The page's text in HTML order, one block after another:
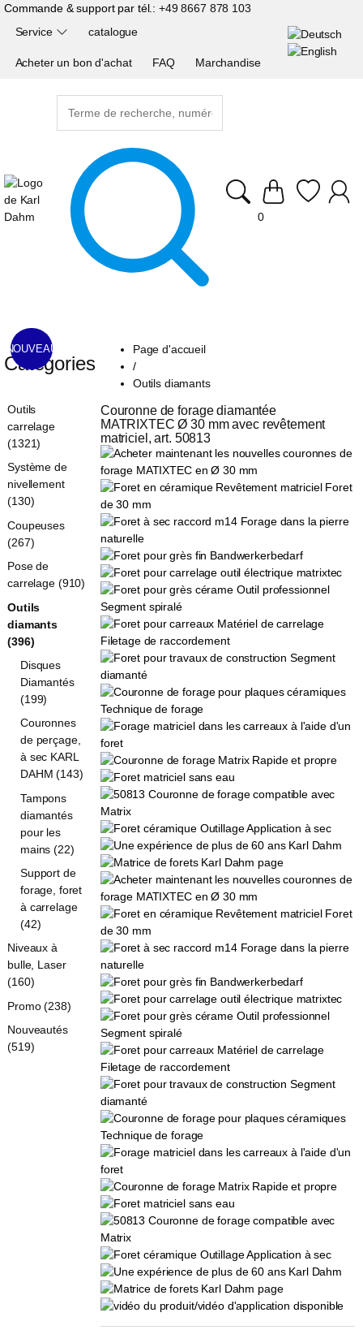
Commande & support par tél.: +49 8667 878 103
Service catalogue
Acheter un bon d'achat FAQ Marchandise
0
Page d'accueil
/
Outils diamants
Couronne de forage diamantée
MATRIXTEC Ø 30 mm avec revêtement
matriciel, art. 50813
NOUVEAU
Catégories
Outils
carrelage
(1321)
Système de
nivellement
(130)
Coupeuses
(267)
Pose de
carrelage (910)
Outils
diamants
(396)
Disques
Diamantés
(199)
Couronnes
de perçage,
à sec KARL
DAHM (143)
Tampons
diamantés
pour les
mains (22)
Support de
forage, foret
à carrelage
(42)
Niveaux à
bulle, Laser
(160)
Promo (238)
Nouveautés
(519)